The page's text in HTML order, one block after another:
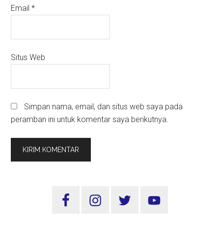
Email*
Situs Web
Simpan nama, email, dan situs web saya pada
peramban ini untuk komentar saya berikutnya.
Sidebar